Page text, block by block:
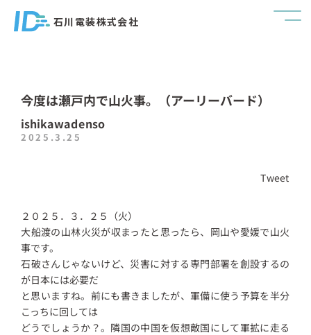
石川電装株式会社
今度は瀬戸内で山火事。（アーリーバード）
ishikawadenso
2025.3.25
Tweet
２０２５．３．２５（火）
大船渡の山林火災が収まったと思ったら、岡山や愛媛で山火
事です。
石破さんじゃないけど、災害に対する専門部署を創設するの
が日本には必要だ
と思いますね。前にも書きましたが、軍備に使う予算を半分
こっちに回しては
どうでしょうか？。隣国の中国を仮想敵国にして軍拡に走る